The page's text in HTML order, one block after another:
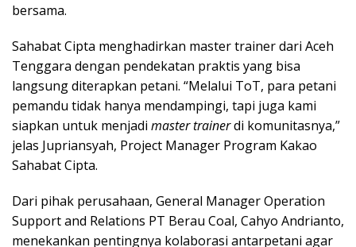
bersama.
Sahabat Cipta menghadirkan master trainer dari Aceh
Tenggara dengan pendekatan praktis yang bisa
langsung diterapkan petani. “Melalui ToT, para petani
pemandu tidak hanya mendampingi, tapi juga kami
siapkan untuk menjadi master trainerdi komunitasnya,”
jelas Jupriansyah, Project Manager Program Kakao
Sahabat Cipta.
Dari pihak perusahaan, General Manager Operation
Support and Relations PT Berau Coal, Cahyo Andrianto,
menekankan pentingnya kolaborasi antarpetani agar